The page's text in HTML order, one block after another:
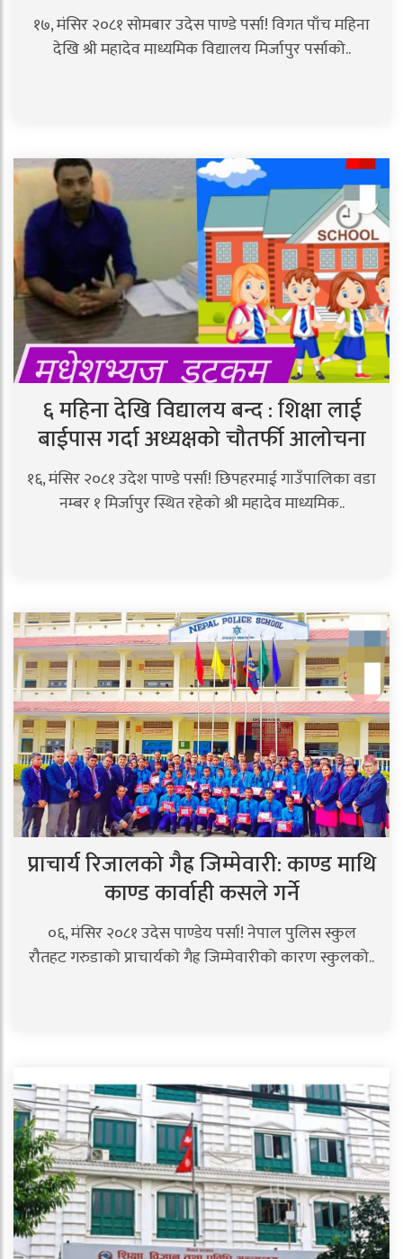
१७, मंसिर २०८१ सोमबार उदेस पाण्डे पर्सा! विगत पाँच महिना
देखि श्री महादेव माध्यमिक विद्यालय मिर्जापुर पर्साको..
६ महिना देखि विद्यालय बन्द : शिक्षा लाई
बाईपास गर्दा अध्यक्षको चौतर्फी आलोचना
१६, मंसिर २०८१ उदेश पाण्डे पर्सा! छिपहरमाई गाउँपालिका वडा
नम्बर १ मिर्जापुर स्थित रहेको श्री महादेव माध्यमिक..
प्राचार्य रिजालको गैह्र जिम्मेवारी: काण्ड माथि
काण्ड कार्वाही कसले गर्ने
०६, मंसिर २०८१ उदेस पाण्डेय पर्सा! नेपाल पुलिस स्कुल
रौतहट गरुडाको प्राचार्यको गैह्र जिम्मेवारीको कारण स्कुलको..